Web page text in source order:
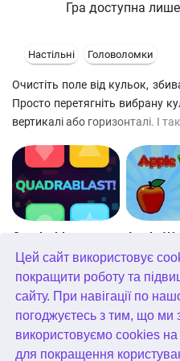
Цей сайт використовує
покращити роботу та
сайту. При навігації по
погоджуєтесь з тим, що ми
використовуємо cookies
для покращення
Гра доступна
Настільні Головоломки
Очистіть поле від кульок,
Просто перетягніть вибрану
вертикалі або горизонталі. І
Quadrablast Apple
Digitz!